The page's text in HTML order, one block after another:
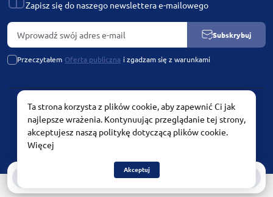
0
Zapisz się do naszego newslettera e-mailowego
Subskrybuj
Przeczytałem Oferta publiczna i zgadzam się z warunkami
PLATINUM by Chetvertinovskaya Liubov © 2026
Ta strona korzysta z plików cookie, aby zapewnić Ci jak
najlepsze wrażenia. Kontynuując przeglądanie tej strony,
akceptujesz naszą politykę dotyczącą plików cookie.
Więcej
Akceptuj